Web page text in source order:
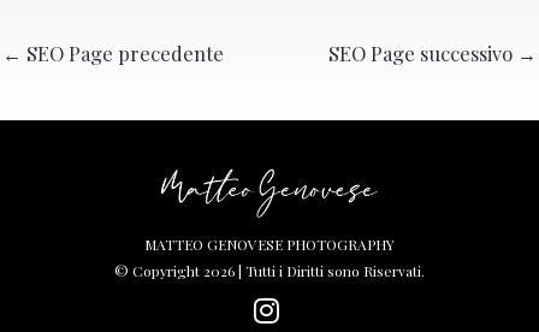
← SEO Page precedente SEO Page successivo →
MATTEO GENOVESE PHOTOGRAPHY
© Copyright 2026 | Tutti i Diritti sono Riservati.